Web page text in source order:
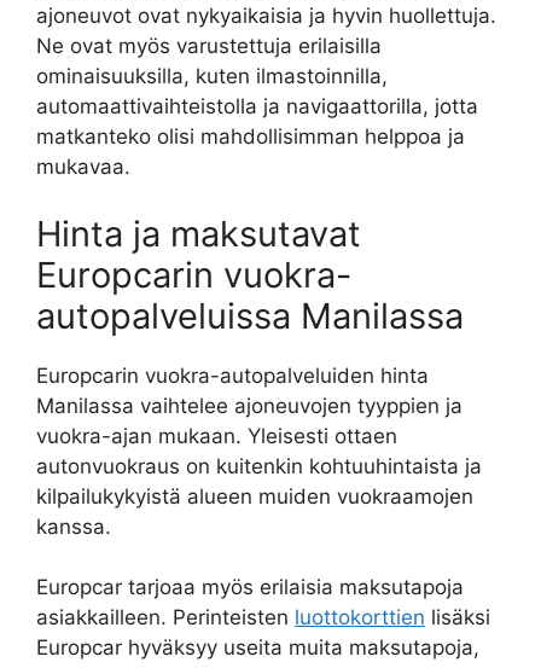
ajoneuvot ovat nykyaikaisia ja hyvin huollettuja.
Ne ovat myös varustettuja erilaisilla
ominaisuuksilla, kuten ilmastoinnilla,
automaattivaihteistolla ja navigaattorilla, jotta
matkanteko olisi mahdollisimman helppoa ja
mukavaa.
Hinta ja maksutavat
Europcarin vuokra-
autopalveluissa Manilassa
Europcarin vuokra-autopalveluiden hinta
Manilassa vaihtelee ajoneuvojen tyyppien ja
vuokra-ajan mukaan. Yleisesti ottaen
autonvuokraus on kuitenkin kohtuuhintaista ja
kilpailukykyistä alueen muiden vuokraamojen
kanssa.
Europcar tarjoaa myös erilaisia maksutapoja
asiakkailleen. Perinteisten luottokorttien lisäksi
Europcar hyväksyy useita muita maksutapoja,